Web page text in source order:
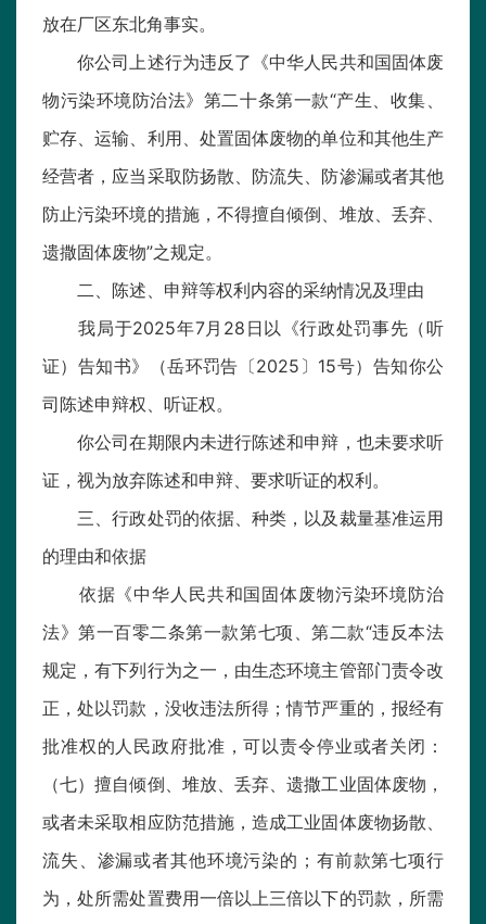
放在厂区东北角事实。
你公司上述行为违反了《中华人民共和国固体废
物污染环境防治法》第二十条第一款“产生、收集、
贮存、运输、利用、处置固体废物的单位和其他生产
经营者，应当采取防扬散、防流失、防渗漏或者其他
防止污染环境的措施，不得擅自倾倒、堆放、丢弃、
遗撒固体废物”之规定。
二、陈述、申辩等权利内容的采纳情况及理由
我局于2025年7月28日以《行政处罚事先（听
证）告知书》（岳环罚告〔2025〕15号）告知你公
司陈述申辩权、听证权。
你公司在期限内未进行陈述和申辩，也未要求听
证，视为放弃陈述和申辩、要求听证的权利。
三、行政处罚的依据、种类，以及裁量基准运用
的理由和依据
依据《中华人民共和国固体废物污染环境防治
法》第一百零二条第一款第七项、第二款“违反本法
规定，有下列行为之一，由生态环境主管部门责令改
正，处以罚款，没收违法所得；情节严重的，报经有
批准权的人民政府批准，可以责令停业或者关闭：
（七）擅自倾倒、堆放、丢弃、遗撒工业固体废物，
或者未采取相应防范措施，造成工业固体废物扬散、
流失、渗漏或者其他环境污染的；有前款第七项行
为，处所需处置费用一倍以上三倍以下的罚款，所需